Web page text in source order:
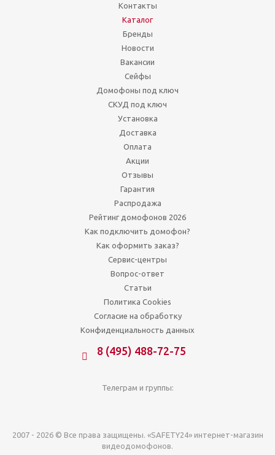
Контакты
Каталог
Бренды
Новости
Вакансии
Сейфы
Домофоны под ключ
СКУД под ключ
Установка
Доставка
Оплата
Акции
Отзывы
Гарантия
Распродажа
Рейтинг домофонов 2026
Как подключить домофон?
Как оформить заказ?
Сервис-центры
Вопрос-ответ
Статьи
Политика Cookies
Согласие на обработку
Конфиденциальность данных
8 (495) 488-72-75
Телеграм и группы:
2007 - 2026 © Все права защищены. «SAFETY24» интернет-магазин
видеодомофонов.